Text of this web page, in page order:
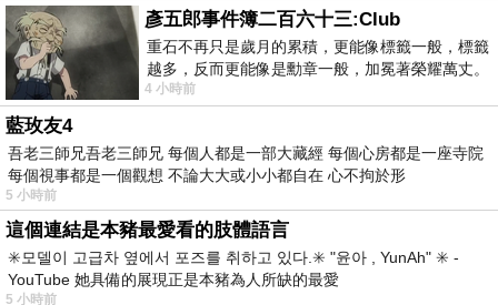
彥五郎事件簿二百六十三:Club
重石不再只是歲月的累積，更能像標籤一般，標籤
越多，反而更能像是勳章一般，加冕著榮耀萬丈。
習慣一如縱容，成了再難輕輕放下的罪證
4 小時前
藍玫友4
吾老三師兄吾老三師兄 每個人都是一部大藏經 每個心房都是一座寺院
每個視事都是一個觀想 不論大大或小小都自在 心不拘於形
5 小時前
這個連結是本豬最愛看的肢體語言
✳️모델이 고급차 옆에서 포즈를 취하고 있다.✳️ "윤아 , YunAh" ✳️ -
YouTube 她具備的展現正是本豬為人所缺的最愛
5 小時前